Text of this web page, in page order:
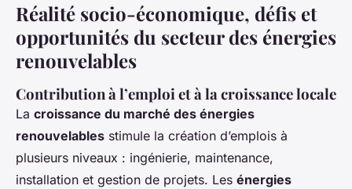
Réalité socio-économique, défis et
opportunités du secteur des énergies
renouvelables
Contribution à l’emploi et à la croissance locale
La croissance du marché des énergies
renouvelables stimule la création d’emplois à
plusieurs niveaux : ingénierie, maintenance,
installation et gestion de projets. Les énergies